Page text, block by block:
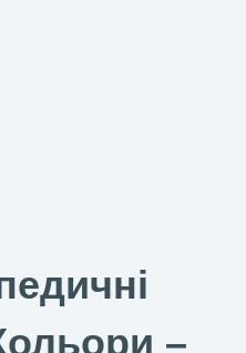
–